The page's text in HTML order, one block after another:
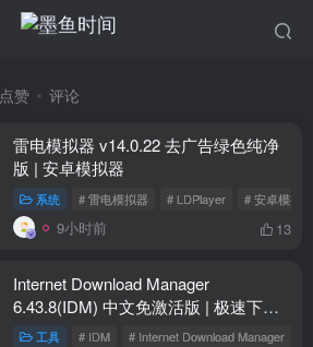
点赞 评论
雷电模拟器 v14.0.22 去广告绿色纯净
版 | 安卓模拟器
系统 # 雷电模拟器 # LDPlayer # 安卓模拟器
9小时前 13
Internet Download Manager
6.43.8(IDM) 中文免激活版 | 极速下载
工具工具 # IDM # Internet Download Manager